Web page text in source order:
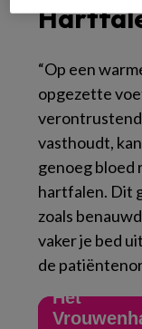
“Op een
opgezette
vasthoudt,
genoeg bloed
hartfalen. Dit
zoals
vaker je bed
deCONGRES
Het